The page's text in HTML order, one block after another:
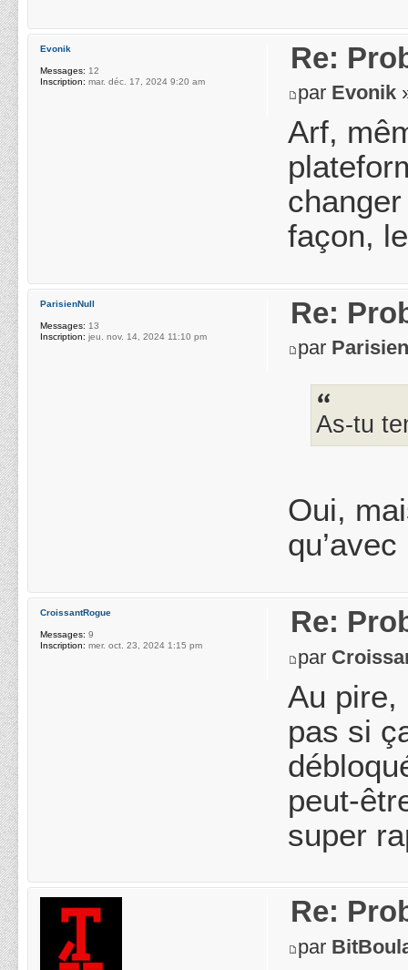
Re:
par Evonik
Arf,
façon,
Evonik
Messages: 12
Inscription: mar. déc. 17, 2024 9:20 am
Re:
par
As-tu
Oui,
ParisienNull
Messages: 13
Inscription: jeu. nov. 14, 2024 11:10 pm
Re:
par
Au pire,
pas si
peut-
super
CroissantRogue
Messages: 9
Inscription: mer. oct. 23, 2024 1:15 pm
Re:
par